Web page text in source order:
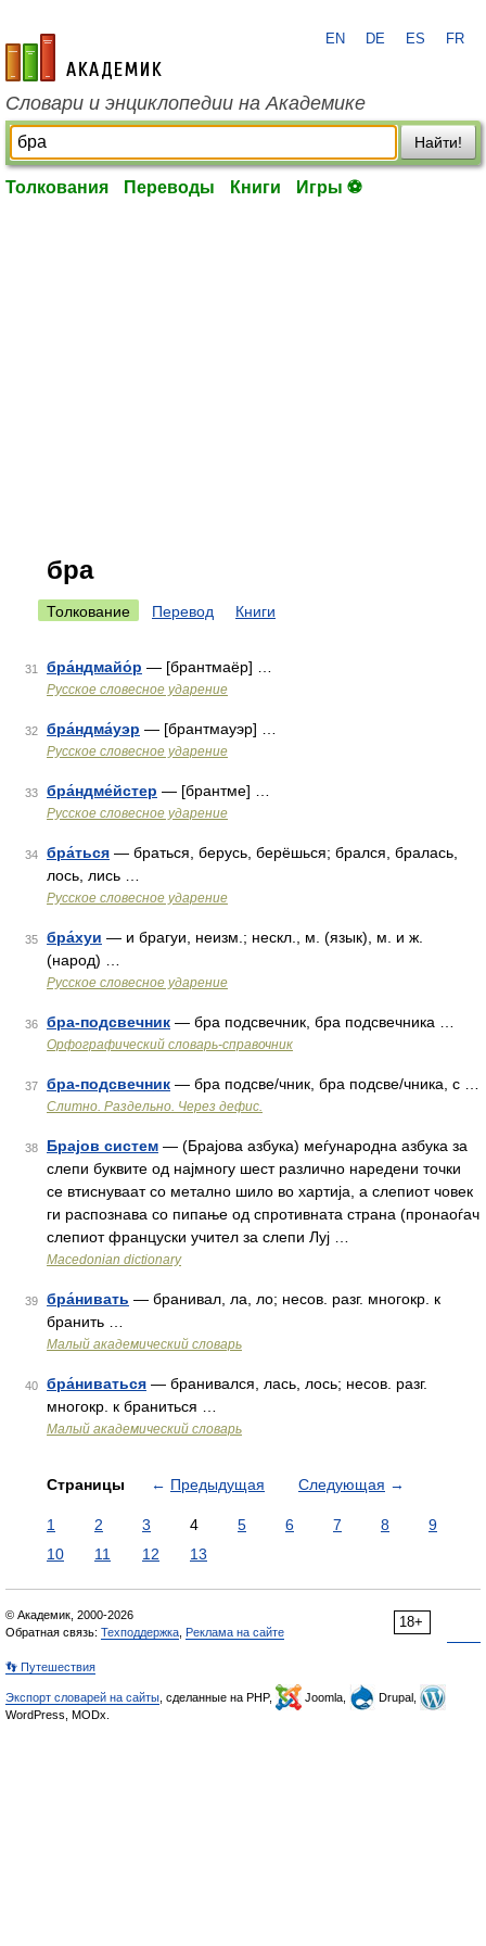
academic.ru
EN DE ES FR
Словари и энциклопедии на Академике
Найти!
Толкования Переводы Книги Игры ⚽
бра
Толкование Перевод Книги
31 бра́ндмайо́р — [брантмаёр] …
Русское словесное ударение
32 бра́ндма́уэр — [брантмауэр] …
Русское словесное ударение
33 бра́ндме́йстер — [брантме] …
Русское словесное ударение
34 бра́ться — браться, берусь, берёшься; брался, бралась,
лось, лись …
Русское словесное ударение
35 бра́хуи — и брагуи, неизм.; нескл., м. (язык), м. и ж.
(народ) …
Русское словесное ударение
36 бра-подсвечник — бра подсвечник, бра подсвечника …
Орфографический словарь-справочник
37 бра-подсвечник — бра подсве/чник, бра подсве/чника, с …
Слитно. Раздельно. Через дефис.
38 Брајов систем — (Брајова азбука) меѓународна азбука за
слепи буквите од најмногу шест различно наредени точки
се втиснуваат со метално шило во хартија, а слепиот човек
ги распознава со пипање од спротивната страна (пронаоѓач
слепиот француски учител за слепи Луј …
Macedonian dictionary
39 бра́нивать — бранивал, ла, ло; несов. разг. многокр. к
бранить …
Малый академический словарь
40 бра́ниваться — бранивался, лась, лось; несов. разг.
многокр. к браниться …
Малый академический словарь
Страницы ← Предыдущая Следующая →
1 2 3 4 5 6 7 8
9
10
11 12 13
18+
© Академик, 2000-2026
Обратная связь: Техподдержка Реклама на сайте
👣 Путешествия
Экспорт словарей на сайты , сделанные на PHP, Joomla,
Drupal,
WordPress, MODx.